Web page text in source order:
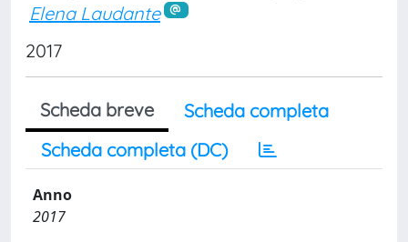
Elena Laudante
2017
Scheda breve
Scheda completa
Scheda completa (DC)
Anno
2017